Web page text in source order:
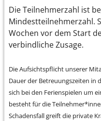
Die Teilnehmerzahl ist
Mindestteilnehmerzahl.
Wochen vor dem Start
verbindliche Zusage.
Die Aufsichtspflicht unserer
Dauer der Betreuungszeiten in
sich bei den Ferienspielen um
besteht für die
Schadensfall greift die private